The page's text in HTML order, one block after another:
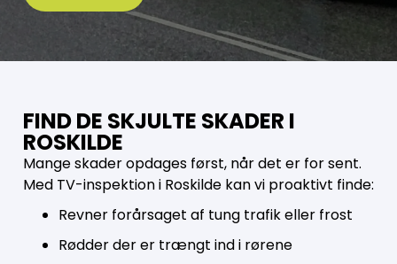
FIND DE SKJULTE SKADER I
ROSKILDE
Mange skader opdages først, når det er for sent.
Med TV-inspektion i Roskilde kan vi proaktivt finde:
Revner forårsaget af tung trafik eller frost
Rødder der er trængt ind i rørene